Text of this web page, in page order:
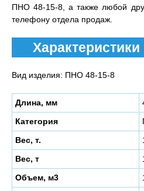
ПНО 48-15-8, а также любой
телефону отдела продаж.
Вид изделия: ПНО 48-15-8
Длина, мм
Категория
Вес, т.
Вес, т
Объем, м3